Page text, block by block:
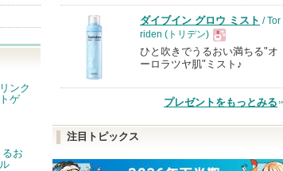
ンク
ゲ
お
品
ダイブイン グロウ ミスト / Tor
riden (トリデン)
現
品
ひと吹きでうるおい満ちる"オ
ーロラツヤ肌"ミスト♪
プレゼントをもっとみる
注目トピックス